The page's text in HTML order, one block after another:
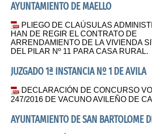
AYUNTAMIENTO DE MAELLO
PLIEGO DE CLAÚSULAS
HAN DE REGIR EL CONTRATO DE
ARRENDAMIENTO DE LA VIVIENDA
DEL PILAR Nº 11 PARA CASA RURAL.
JUZGADO 1ª INSTANCIA Nº 1 DE AVILA
DECLARACIÓN DE CONCURSO
247/2016 DE VACUNO AVILEÑO DE
AYUNTAMIENTO DE SAN BARTOLOME